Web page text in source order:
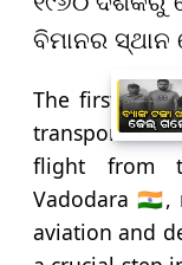
ବିମାନର ସ୍ଥାନ
The first
transport
flight from
Vadodara 🇮🇳,
aviation and